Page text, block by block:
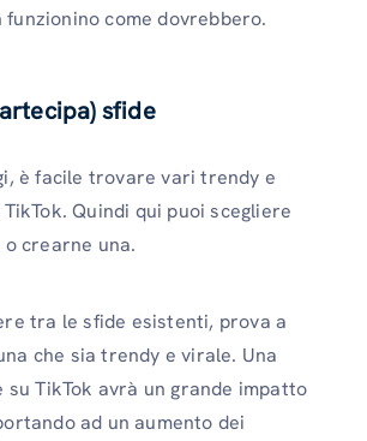
funzionino come dovrebbero.
sfide
è facile trovare vari trendy e
Quindi qui puoi scegliere
crearne una.
tra le sfide esistenti, prova a
che sia trendy e virale. Una
su TikTok avrà un grande impatto
ad un aumento dei